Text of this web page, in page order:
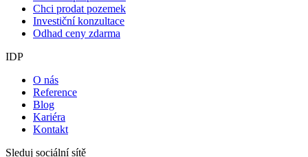
Chci prodat pozemek
Investiční konzultace
Odhad ceny zdarma
IDP
O nás
Reference
Blog
Kariéra
Kontakt
Sleduj sociální sítě